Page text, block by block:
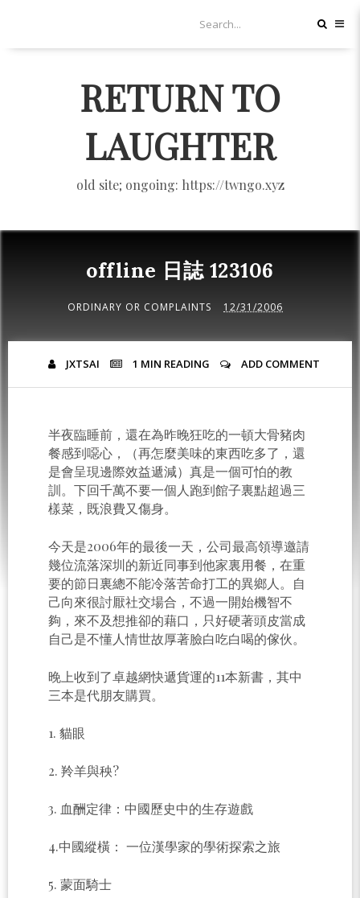
RETURN TO
LAUGHTER
old site; ongoing: https://twngo.xyz
offline 日誌 123106
ORDINARY OR COMPLAINTS 12/31/2006
JXTSAI 1 MIN READING ADD COMMENT
半夜臨睡前，還在為昨晚狂吃的一頓大骨豬肉
餐感到噁心，（再怎麼美味的東西吃多了，還
是會呈現邊際效益遞減）真是一個可怕的教
訓。下回千萬不要一個人跑到館子裏點超過三
樣菜，既浪費又傷身。
今天是2006年的最後一天，公司最高領導邀請
幾位流落深圳的新近同事到他家裏用餐，在重
要的節日裏總不能冷落苦命打工的異鄉人。自
己向來很討厭社交場合，不過一開始機智不
夠，來不及想推卻的藉口，只好硬著頭皮當成
自己是不懂人情世故厚著臉白吃白喝的傢伙。
晚上收到了卓越網快遞貨運的11本新書，其中
三本是代朋友購買。
1. 貓眼
2. 羚羊與秧?
3. 血酬定律：中國歷史中的生存遊戲
4.中國縱橫： 一位漢學家的學術探索之旅
5. 蒙面騎士